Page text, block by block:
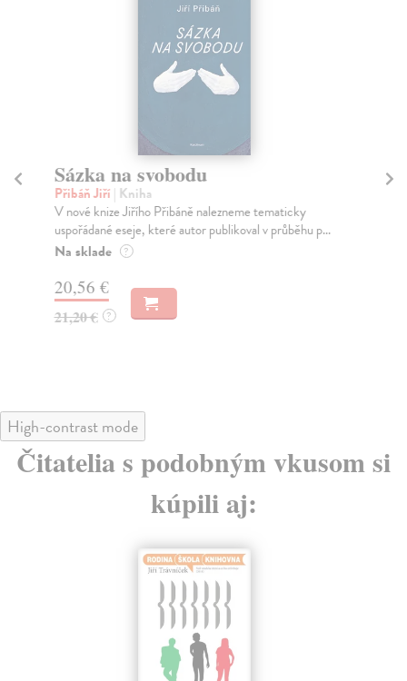
Sázka na svobodu
Přibáň Jiří | Kniha
V nové knize Jiřího Přibáně nalezneme tematicky
uspořádané eseje, které autor publikoval v průběhu p...
Na sklade ?
20,56 €
21,20 € ?
High-contrast mode
Čitatelia s podobným vkusom si
kúpili aj: